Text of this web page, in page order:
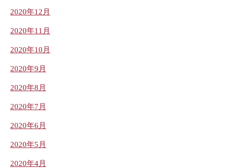
2020年12月
2020年11月
2020年10月
2020年9月
2020年8月
2020年7月
2020年6月
2020年5月
2020年4月